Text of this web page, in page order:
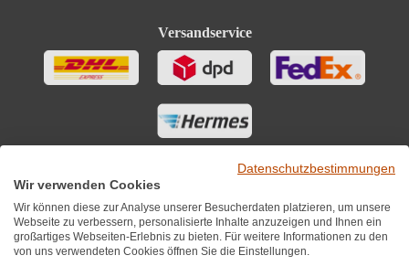
Versandservice
Datenschutzbestimmungen
Wir verwenden Cookies
Wir können diese zur Analyse unserer Besucherdaten platzieren, um unsere
Webseite zu verbessern, personalisierte Inhalte anzuzeigen und Ihnen ein
großartiges Webseiten-Erlebnis zu bieten. Für weitere Informationen zu den
von uns verwendeten Cookies öffnen Sie die Einstellungen.